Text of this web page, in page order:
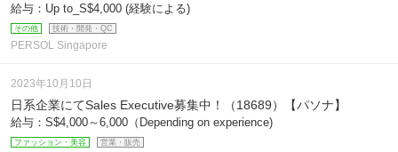
給与：Up to_S$4,000 (経験による)
その他 技術・開発・QC
PERSOL Singapore
日系企業にてSales Executive募集中！（18689）【パソナ】
給与：S$4,000～6,000（Depending on experience)
ファッション・美容 営業・販売
2023年10月10日